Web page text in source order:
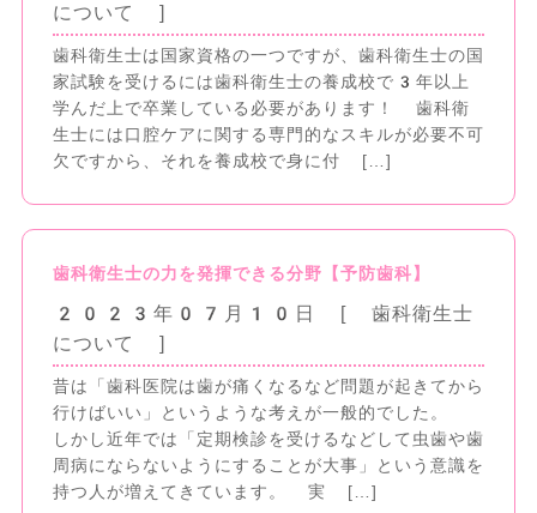
について ]
歯科衛生士は国家資格の一つですが、歯科衛生士の国
家試験を受けるには歯科衛生士の養成校で3年以上
学んだ上で卒業している必要があります！ 歯科衛
生士には口腔ケアに関する専門的なスキルが必要不可
欠ですから、それを養成校で身に付 […]
歯科衛生士の力を発揮できる分野【予防歯科】
2023年07月10日
[ 歯科衛生士
について ]
昔は「歯科医院は歯が痛くなるなど問題が起きてから
行けばいい」というような考えが一般的でした。
しかし近年では「定期検診を受けるなどして虫歯や歯
周病にならないようにすることが大事」という意識を
持つ人が増えてきています。 実 […]